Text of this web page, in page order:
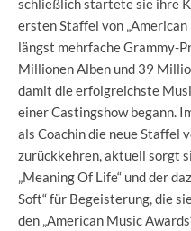
schließlich startete sie ihre
ersten Staffel von
längst mehrfache Grammy-
Millionen Alben und 39
damit die erfolgreichste
einer Castingshow begann.
als Coachin die neue Staffel
zurückkehren, aktuell sorgt
„Meaning Of Life“ und der
Soft“ für Begeisterung, die
den „American Music